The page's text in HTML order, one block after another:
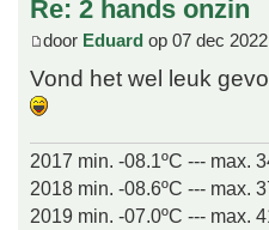
Re: 2 hands onzin
door Eduard op 07 dec
Vond het wel leuk
2017 min. -08.1ºC --- max.
2018 min. -08.6ºC --- max.
2019 min. -07.0ºC --- max.